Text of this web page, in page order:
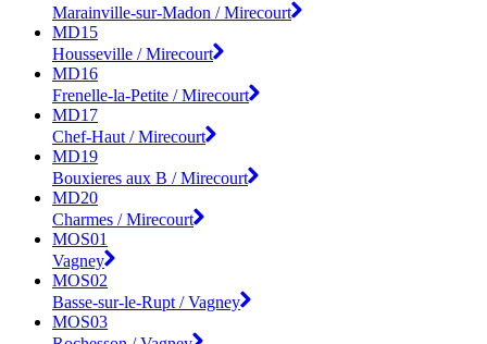
Marainville-sur-Madon / Mirecourt
MD15
Housseville / Mirecourt
MD16
Frenelle-la-Petite / Mirecourt
MD17
Chef-Haut / Mirecourt
MD19
Bouxieres aux B / Mirecourt
MD20
Charmes / Mirecourt
MOS01
Vagney
MOS02
Basse-sur-le-Rupt / Vagney
MOS03